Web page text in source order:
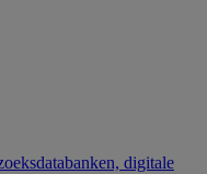
digitale